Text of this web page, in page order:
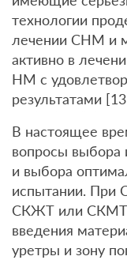
технологии
лечении СНМ и
активно в
НМ с
результатами
В настоящее
вопросы выбора
и выбора
испытании. При
СКЖТ или СКМТ
введения
уретры и зону